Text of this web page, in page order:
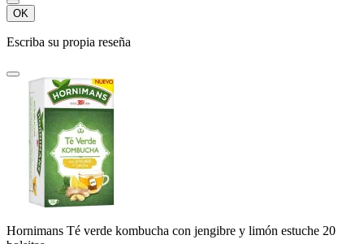
OK
Escriba su propia reseña
Hornimans Té verde kombucha con jengibre y limón estuche 20